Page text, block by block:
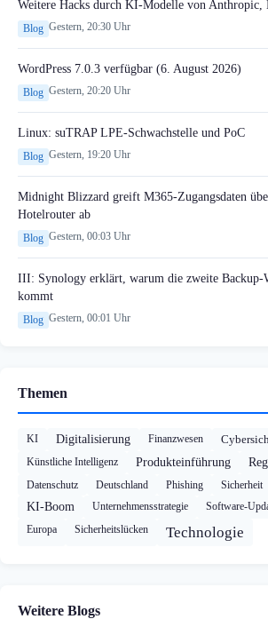
Weitere Hacks durch KI-Modelle von Anthropic,
Blog Gestern, 20:30 Uhr
WordPress 7.0.3 verfügbar (6. August 2026)
Blog Gestern, 20:20 Uhr
Linux: suTRAP LPE-Schwachstelle und PoC
Blog Gestern, 19:20 Uhr
Midnight Blizzard greift M365-Zugangsdaten
Hotelrouter ab
Blog Gestern, 00:03 Uhr
III: Synology erklärt, warum die zweite Backup-
kommt
Blog Gestern, 00:01 Uhr
Themen
KI Digitalisierung Finanzwesen
Künstliche Intelligenz Produkteinführung
Datenschutz Deutschland Phishing Sicherheit
KI-Boom Unternehmensstrategie Software-
Europa
Sicherheitslücken Technologie
Weitere Blogs